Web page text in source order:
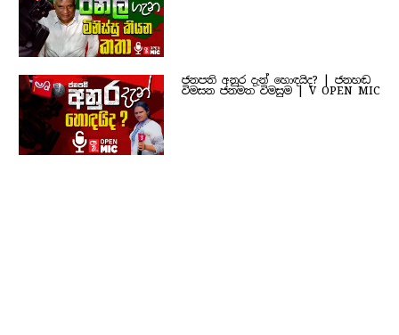
ජනපති අනුර දැන් හොඳයිද? | ජනහඬ
විමසන ජනමත විමසුම | V OPEN MIC